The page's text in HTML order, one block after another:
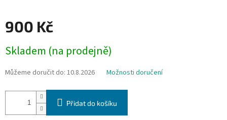
900 Kč
cena:
Skladem (na prodejně)
Můžeme doručit do: 10.8.2026 Možnosti doručení
Přidat do košíku